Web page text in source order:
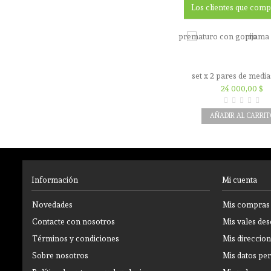
Los clientes que
set x 2 pares de
prematuro
24 000,00 $
AÑADIR AL
Información
Novedades
Contacte con nosotros
Términos y condiciones
Sobre nosotros
Mi cuenta
Mis compras
Mis vales
Mis
Mis datos